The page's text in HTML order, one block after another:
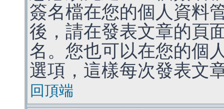
簽名檔在您的個人資料
後，請在發表文章的頁
名。您也可以在您的個
選項，這樣每次發表文
回頂端